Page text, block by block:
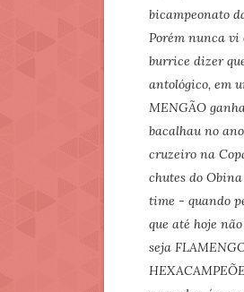
bicampeonato
Porém nunca vi
burrice dizer
antológico, em
MENGÃO
bacalhau no
cruzeiro na
chutes do
time - quando
que até hoje
seja